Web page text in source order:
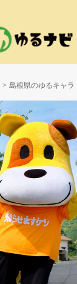
島根県のゆるキャラ